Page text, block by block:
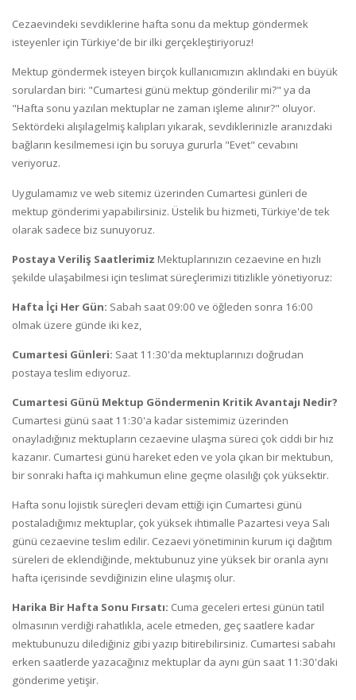
Cezaevindeki sevdiklerine hafta sonu da mektup göndermek
isteyenler için Türkiye'de bir ilki gerçekleştiriyoruz!
Mektup göndermek isteyen birçok kullanıcımızın aklındaki en büyük
sorulardan biri: "Cumartesi günü mektup gönderilir mi?" ya da
"Hafta sonu yazılan mektuplar ne zaman işleme alınır?" oluyor.
Sektördeki alışılagelmiş kalıpları yıkarak, sevdiklerinizle aranızdaki
bağların kesilmemesi için bu soruya gururla "Evet" cevabını
veriyoruz.
Uygulamamız ve web sitemiz üzerinden Cumartesi günleri de
mektup gönderimi yapabilirsiniz. Üstelik bu hizmeti, Türkiye'de tek
olarak sadece biz sunuyoruz.
Postaya Veriliş Saatlerimiz Mektuplarınızın cezaevine en hızlı
şekilde ulaşabilmesi için teslimat süreçlerimizi titizlikle yönetiyoruz:
Hafta İçi Her Gün: Sabah saat 09:00 ve öğleden sonra 16:00
olmak üzere günde iki kez,
Cumartesi Günleri: Saat 11:30'da mektuplarınızı doğrudan
postaya teslim ediyoruz.
Cumartesi Günü Mektup Göndermenin Kritik Avantajı Nedir?
Cumartesi günü saat 11:30'a kadar sistemimiz üzerinden
onayladığınız mektupların cezaevine ulaşma süreci çok ciddi bir hız
kazanır. Cumartesi günü hareket eden ve yola çıkan bir mektubun,
bir sonraki hafta içi mahkumun eline geçme olasılığı çok yüksektir.
Hafta sonu lojistik süreçleri devam ettiği için Cumartesi günü
postaladığımız mektuplar, çok yüksek ihtimalle Pazartesi veya Salı
günü cezaevine teslim edilir. Cezaevi yönetiminin kurum içi dağıtım
süreleri de eklendiğinde, mektubunuz yine yüksek bir oranla aynı
hafta içerisinde sevdiğinizin eline ulaşmış olur.
Harika Bir Hafta Sonu Fırsatı: Cuma geceleri ertesi günün tatil
olmasının verdiği rahatlıkla, acele etmeden, geç saatlere kadar
mektubunuzu dilediğiniz gibi yazıp bitirebilirsiniz. Cumartesi sabahı
erken saatlerde yazacağınız mektuplar da aynı gün saat 11:30'daki
gönderime yetişir.